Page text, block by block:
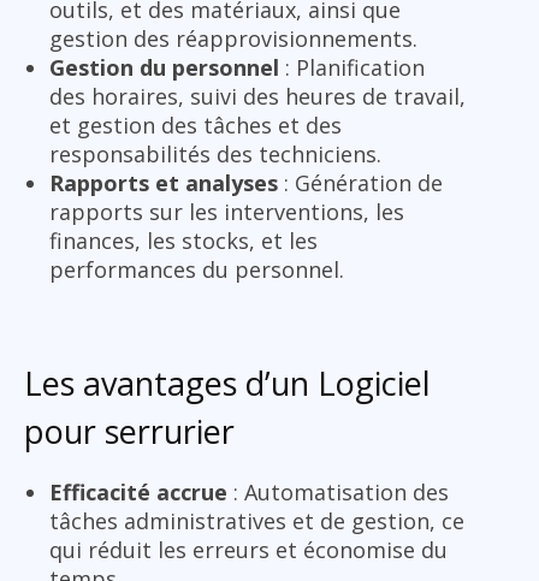
outils, et des matériaux, ainsi que
gestion des réapprovisionnements.
Gestion du personnel : Planification
des horaires, suivi des heures de travail,
et gestion des tâches et des
responsabilités des techniciens.
Rapports et analyses : Génération de
rapports sur les interventions, les
finances, les stocks, et les
performances du personnel.
Les avantages d’un Logiciel
pour serrurier
Efficacité accrue : Automatisation des
tâches administratives et de gestion, ce
qui réduit les erreurs et économise du